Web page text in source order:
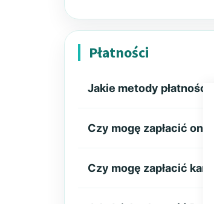
Płatności
Jakie metody płatności
Czy mogę zapłacić
Czy mogę zapłacić